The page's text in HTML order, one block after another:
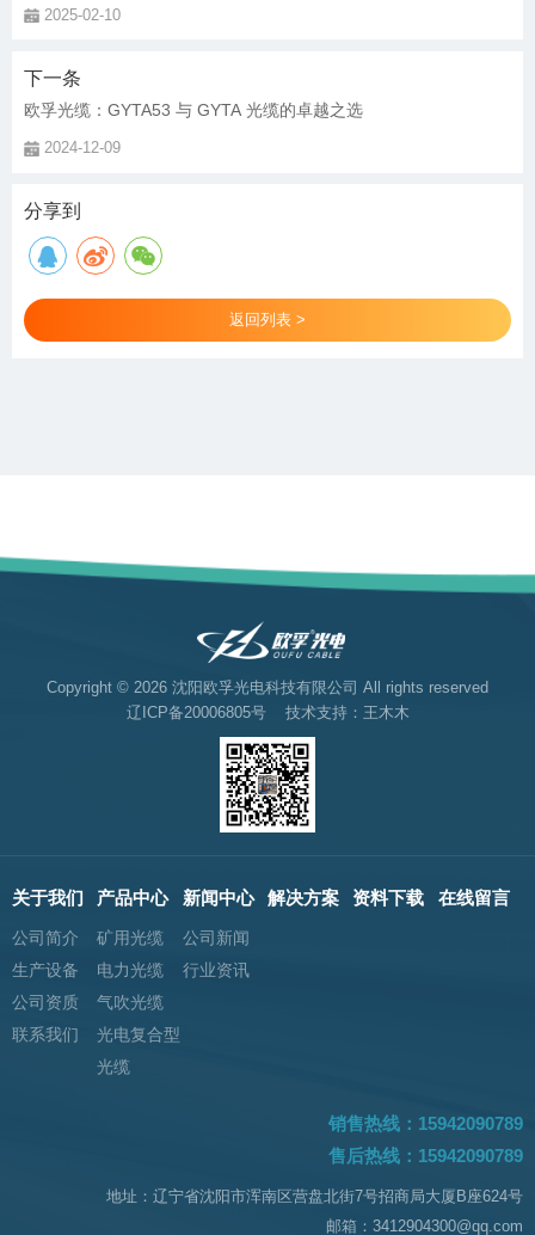
2025-02-10
下一条
欧孚光缆：GYTA53 与 GYTA 光缆的卓越之选
2024-12-09
分享到
返回列表 >
Copyright © 2026 沈阳欧孚光电科技有限公司 All rights reserved
辽ICP备20006805号技术支持：王木木
关于我们
公司简介
生产设备
公司资质
联系我们
产品中心
矿用光缆
电力光缆
气吹光缆
光电复合型
光缆
新闻中心
公司新闻
行业资讯
解决方案 资料下载 在线留言
销售热线：15942090789
售后热线：15942090789
地址：辽宁省沈阳市浑南区营盘北街7号招商局大厦B座624号
邮箱：3412904300@qq.com